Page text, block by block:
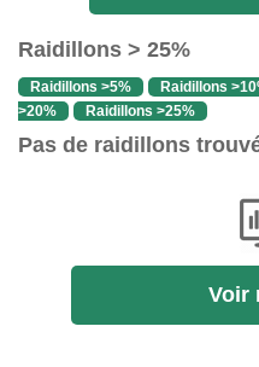
Raidillons > 25%
Raidillons >5% Raidillons
>20%
Raidillons >25%
Pas de raidillons
Voir